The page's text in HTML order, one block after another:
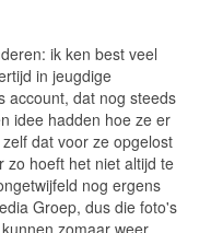
ik ken best veel
in jeugdige
account, dat nog steeds
idee hadden hoe ze er
dat voor ze opgelost
zo hoeft het niet altijd te
nog ergens
Groep, dus die foto's
zomaar weer